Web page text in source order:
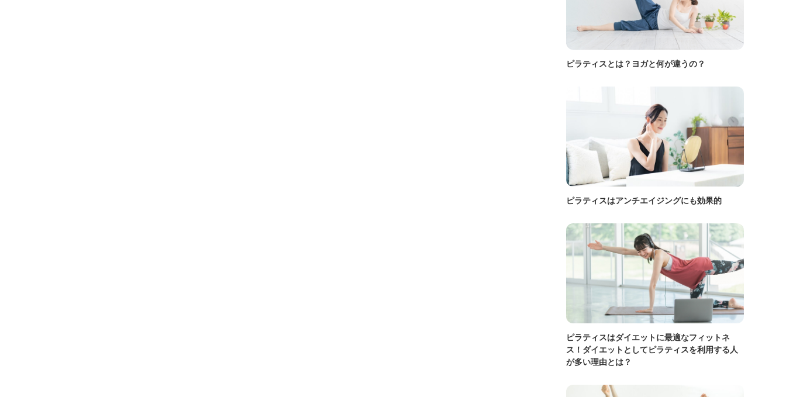
ピラティスとは？ヨガと何が違うの？
ピラティスはアンチエイジングにも効果的
ピラティスはダイエットに最適なフィットネ
ス！ダイエットとしてピラティスを利用する人
が多い理由とは？